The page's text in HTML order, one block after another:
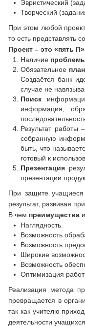
Эвристический
Творческий
При этом любой
то есть представлять
Проект – это «пять
Наличие
Обязательное
Создаётся банк
случае не
Поиск
информация,
Результат работы –
собранную
быть, что
готовый к
Презентация
презентации
При защите учащиеся
результат, развивая
В чем преимущества
Наглядность.
Возможность
Возможность
Широкие
Возможность
Оптимизация
Реализация метода
превращается в
так как учителю
деятельности